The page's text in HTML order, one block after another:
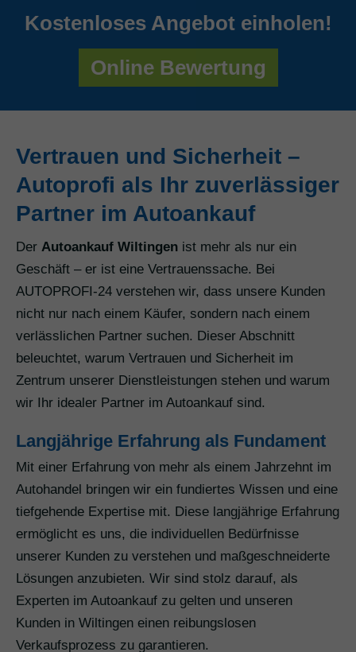
Kostenloses Angebot einholen!
Online Bewertung
Vertrauen und Sicherheit –
Autoprofi als Ihr zuverlässiger
Partner im Autoankauf
Der Autoankauf Wiltingen ist mehr als nur ein
Geschäft – er ist eine Vertrauenssache. Bei
AUTOPROFI-24 verstehen wir, dass unsere Kunden
nicht nur nach einem Käufer, sondern nach einem
verlässlichen Partner suchen. Dieser Abschnitt
beleuchtet, warum Vertrauen und Sicherheit im
Zentrum unserer Dienstleistungen stehen und warum
wir Ihr idealer Partner im Autoankauf sind.
Langjährige Erfahrung als Fundament
Mit einer Erfahrung von mehr als einem Jahrzehnt im
Autohandel bringen wir ein fundiertes Wissen und eine
tiefgehende Expertise mit. Diese langjährige Erfahrung
ermöglicht es uns, die individuellen Bedürfnisse
unserer Kunden zu verstehen und maßgeschneiderte
Lösungen anzubieten. Wir sind stolz darauf, als
Experten im Autoankauf zu gelten und unseren
Kunden in Wiltingen einen reibungslosen
Verkaufsprozess zu garantieren.